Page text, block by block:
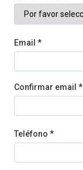
Email *
Confirmar email *
Teléfono *